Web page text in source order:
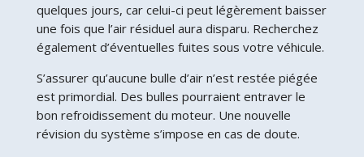
quelques jours, car celui-ci peut légèrement baisser
une fois que l’air résiduel aura disparu. Recherchez
également d’éventuelles fuites sous votre véhicule.
S’assurer qu’aucune bulle d’air n’est restée piégée
est primordial. Des bulles pourraient entraver le
bon refroidissement du moteur. Une nouvelle
révision du système s’impose en cas de doute.